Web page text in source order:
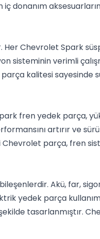
donanım
Chevrolet Spark
sisteminin verimli
parça kalitesi sayesinde
fren yedek parça,
artırır ve
parça, fren
Akü, far,
yedek parça
tasarlanmıştır.